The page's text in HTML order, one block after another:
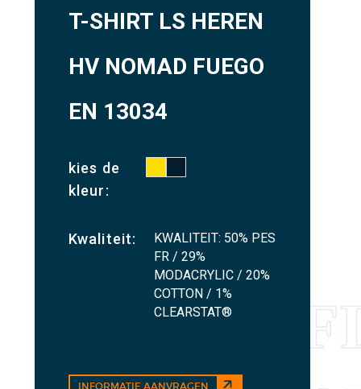
T-SHIRT LS HEREN
HV NOMAD FUEGO
EN 13034
kies de
kleur:
Kwaliteit:
KWALITEIT: 50% PES
FR / 29%
MODACRYLIC / 20%
COTTON / 1%
CLEARSTAT®
INFORMATIE AANVRAGEN